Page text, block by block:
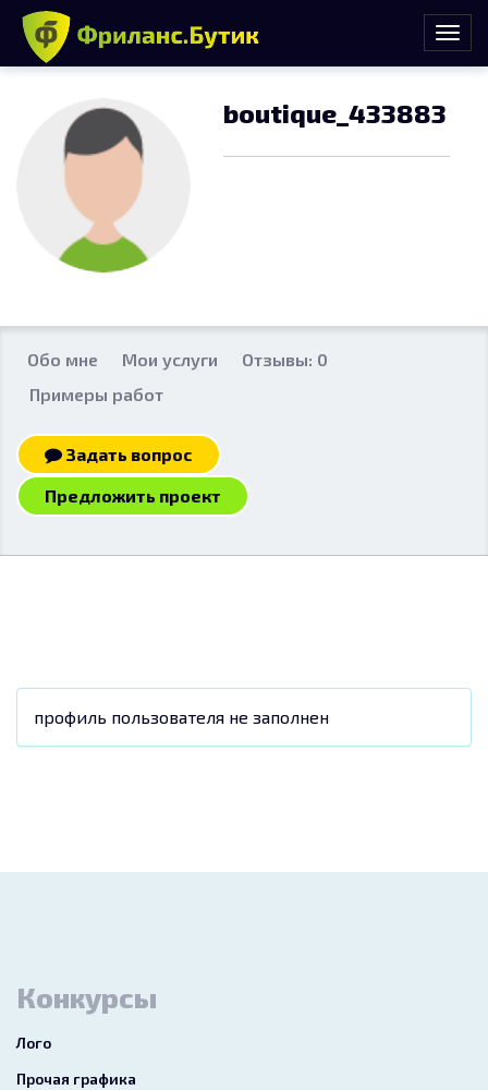
boutique_433883
Обо мне Мои услуги
Отзывы: 0
Примеры работ
Задать вопрос
Предложить проект
профиль пользователя не заполнен
Конкурсы
Лого
Прочая графика